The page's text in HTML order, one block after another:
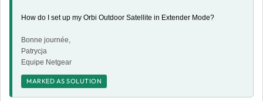
How do I set up my Orbi Outdoor Satellite in Extender Mode?
Bonne journée,
Patrycja
Equipe Netgear
MARKED AS SOLUTION